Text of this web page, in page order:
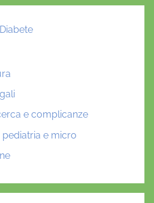
e complicanze
pediatria e micro